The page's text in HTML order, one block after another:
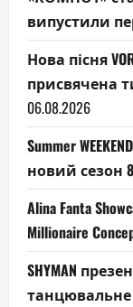
випустили
Нова пісня
присвячена
06.08.2026
Summer
новий сезон
Alina Fanta
Millionaire
SHYMAN
танцювальне